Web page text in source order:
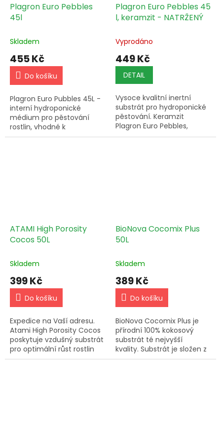
Plagron Euro Pebbles
45l
Skladem
455 Kč
Do košíku
Plagron Euro Pubbles 45L -
interní hydroponické
médium pro pěstování
rostlin, vhodné k
opakovanému použití.
Plagron Euro Pebbles 45
l, keramzit - NATRŽENÝ
Vyprodáno
449 Kč
DETAIL
Vysoce kvalitní inertní
substrát pro hydroponické
pěstování. Keramzit
Plagron Euro Pebbles,
objem 45L. Velikost kuliček
ATAMI High Porosity
Cocos 50L
Skladem
399 Kč
Do košíku
Expedice na Vaší adresu.
Atami High Porosity Cocos
poskytuje vzdušný substrát
pro optimální růst rostlin
bez živin. Cena platí jen pro
BioNova Cocomix Plus
50L
Skladem
389 Kč
Do košíku
BioNova Cocomix Plus je
přírodní 100% kokosový
substrát té nejvyšší
kvality. Substrát je složen z
rozdrcených a